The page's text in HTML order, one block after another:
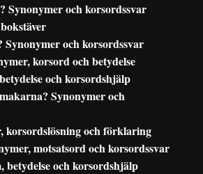
Synonymer och korsordssvar
och korsordssvar
korsord och betydelse
och korsordshjälp
Synonymer och
korsordslösning och förklaring
motsatsord och korsordssvar
betydelse och korsordshjälp